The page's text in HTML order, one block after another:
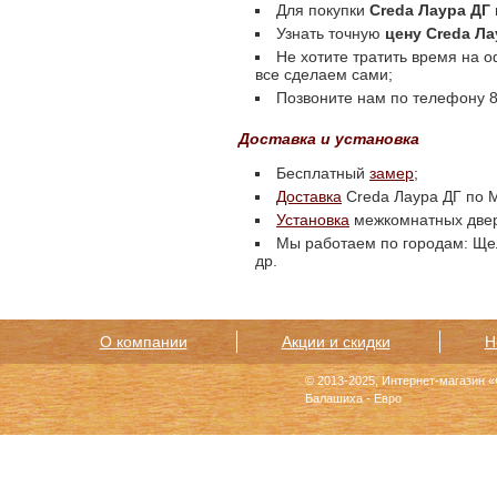
Для покупки Creda Лаура ДГ
Узнать точную цену Creda
Не хотите тратить время на
все сделаем сами;
Позвоните нам по телефону
Доставка и установка
Бесплатный замер;
Доставка Creda Лаура ДГ по
Установка межкомнатных
Мы работаем по городам:
др.
О компании Акции и скидки
© 2013-2025, Интернет-магазин
Балашиха - Евро